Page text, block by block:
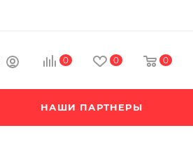
0 0 0
НАШИ ПАРТНЕРЫ